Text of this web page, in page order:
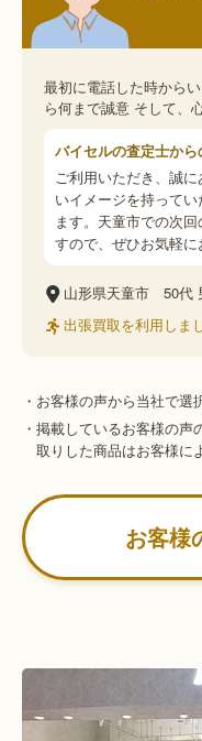
最初に電話した時から
ら何まで誠意 そして、
バイセルの査定士から
ご利用いただき、誠
いイメージを持って
ます。天童市での次
すので、ぜひお気軽に
山形県天童市 50代
出張買取を利用しま
・お客様の声から当社で選
・掲載しているお客様の
取りした商品はお客様に
お客様